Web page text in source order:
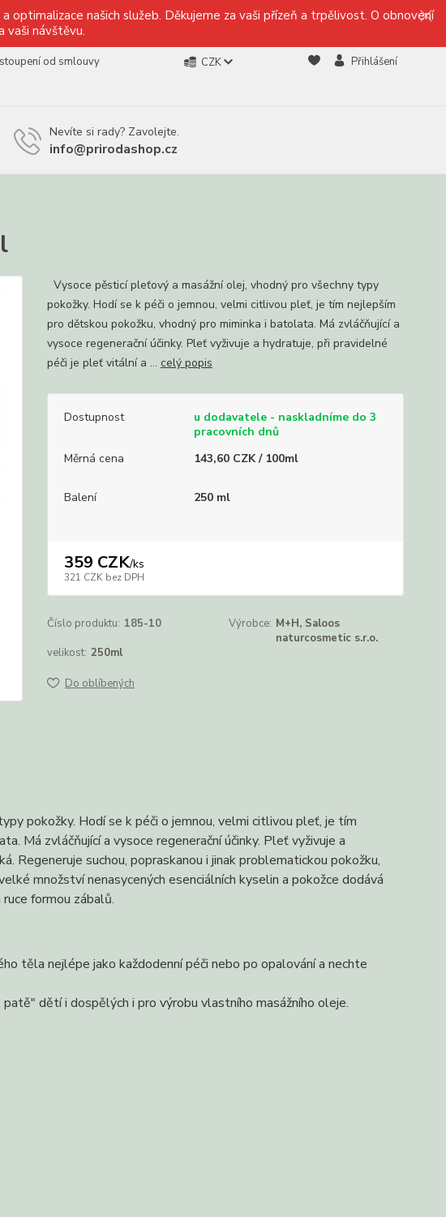
optimalizace našich služeb. Děkujeme za vaši přízeň a trpělivost. O obnovení
vaši návštěvu.
od smlouvy
CZK Přihlášení
Nevíte si rady? Zavolejte.
info@prirodashop.cz
Vysoce pěsticí pleťový a masážní olej, vhodný pro všechny typy
pokožky. Hodí se k péči o jemnou, velmi citlivou pleť, je tím nejlepším
pro dětskou pokožku, vhodný pro miminka i batolata. Má zvláčňující a
vysoce regenerační účinky. Pleť vyživuje a hydratuje, při pravidelné
péči je pleť vitální a ... celý popis
Dostupnost
u dodavatele - naskladníme do 3
pracovních dnů
Měrná cena
143,60 CZK / 100ml
Balení 250 ml
359 CZK/ks
321 CZK bez DPH
Číslo produktu: 185-10 Výrobce: M+H, Saloos
naturcosmetic s.r.o.
velikost: 250ml
Do oblíbených
pokožky. Hodí se k péči o jemnou, velmi citlivou pleť, je tím
Má zvláčňující a vysoce regenerační účinky. Pleť vyživuje a
Regeneruje suchou, popraskanou i jinak problematickou pokožku,
množství nenasycených esenciálních kyselin a pokožce dodává
formou zábalů.
těla nejlépe jako každodenní péči nebo po opalování a nechte
dětí i dospělých i pro výrobu vlastního masážního oleje.